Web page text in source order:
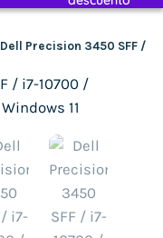
Dell Precision 3450 SFF /